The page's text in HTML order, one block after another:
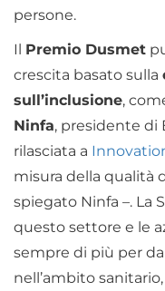
persone.
Il Premio Dusmet
crescita basato sulla
sull’inclusione,
Ninfa, presidente di
rilasciata a
misura della qualità
spiegato Ninfa –. La
questo settore e le
sempre di più per
nell’ambito